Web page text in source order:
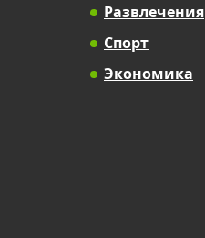
Развлечения
Спорт
Экономика